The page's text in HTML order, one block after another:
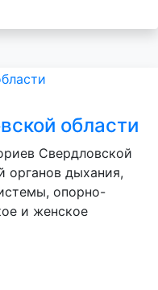
области
Свердловской
органов дыхания,
опорно-
и женское